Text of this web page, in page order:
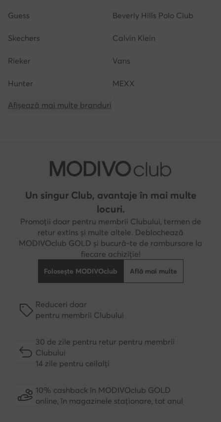
Guess Beverly Hills Polo Club
Skechers Calvin Klein
Rieker Vans
Hunter MEXX
Afișează mai multe branduri
Un singur Club, avantaje în mai multe
locuri.
Promoții doar pentru membrii Clubului, termen de
retur extins și multe altele. Deblochează
MODIVOclub GOLD și bucură-te de rambursare la
fiecare achiziție!
Folosește MODIVOclub Află mai multe
Reduceri doar
pentru membrii Clubului
30 de zile pentru retur pentru membrii
Clubului
14 zile pentru ceilalți
10% cashback în MODIVOclub GOLD
online, în magazinele staționare, tot anul